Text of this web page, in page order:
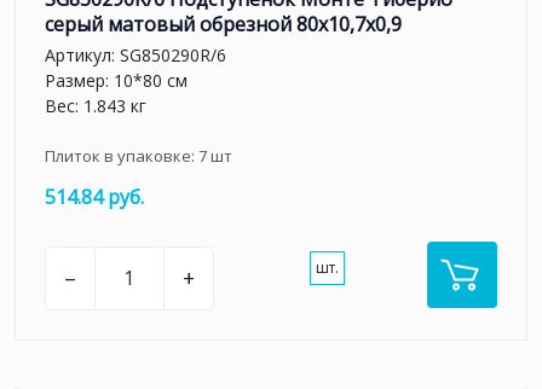
серый матовый обрезной 80x10,7x0,9
Артикул: SG850290R/6
Размер: 10*80 см
Вес: 1.843 кг
Плиток в упаковке: 7шт
514.84 руб.
– + шт.